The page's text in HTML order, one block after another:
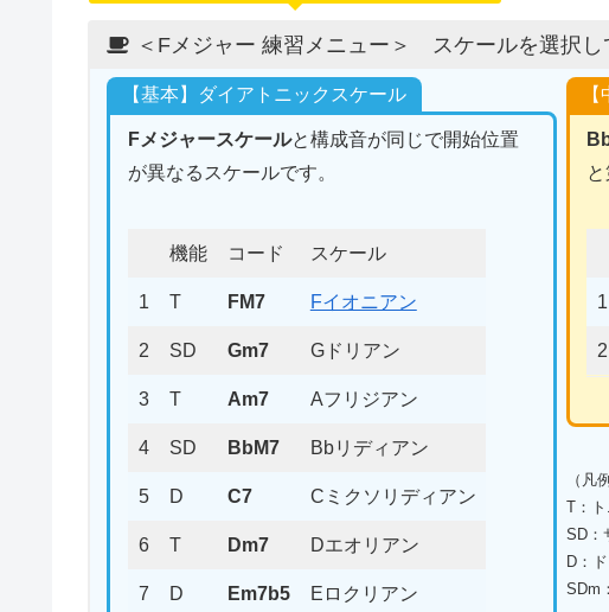
＜Fメジャー 練習メニュー＞ スケールを選択し
【基本】ダイアトニックスケール
Fメジャースケールと構成音が同じで開始位置
が異なるスケールです。
機能 コード スケール
1 T FM7 Fイオニアン
2 SD Gm7 Gドリアン
3 T Am7 Aフリジアン
4 SD BbM7 Bbリディアン
5 D C7 Cミクソリディアン
6 T Dm7 Dエオリアン
7 D Em7b5 Eロクリアン
1
2
（凡
T：
SD：
D：
SDm